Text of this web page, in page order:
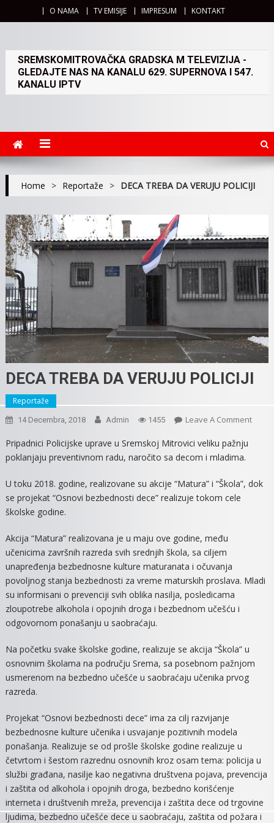
O NAMA TV EMISIJE IMPRESUM KONTAKT
SREMSKOMITROVAČKA GRADSKA M TELEVIZIJA -
GLEDAJTE NAS NA KANALU 629. SUPERNOVA I 547.
KANALU IPTV
Home > Reportaže > DECA TREBA DA VERUJU POLICIJI
DECA TREBA DA VERUJU POLICIJI
Reportaže
14 Decembra, 2018 Admin 1455 Leave A CommentOn
Pripadnici Policijske uprave u Sremskoj Mitrovici veliku pažnju
poklanjaju preventivnom radu, naročito sa decom i mladima.
U toku 2018. godine, realizovane su akcije “Matura” i “Škola”, dok
se projekat “Osnovi bezbednosti dece” realizuje tokom cele
školske godine.
Akcija “Matura” realizovana je u maju ove godine, među
učenicima završnih razreda svih srednjih škola, sa ciljem
unapređenja bezbednosne kulture maturanata i očuvanja
povoljnog stanja bezbednosti za vreme maturskih proslava. Mladi
su informisani o prevenciji svih oblika nasilja, posledicama
zloupotrebe alkohola i opojnih droga i bezbednom učešću i
odgovornom ponašanju u saobraćaju.
Na početku svake školske godine, realizuje se akcija “Škola” u
osnovnim školama na području Srema, sa posebnom pažnjom
usmerenom na bezbedno učešće u saobraćaju učenika prvog
razreda.
Projekat “Osnovi bezbednosti dece” ima za cilj razvijanje
bezbednosne kulture učenika i usvajanje pozitivnih modela
ponašanja. Realizuje se od prošle školske godine realizuje u
četvrtom i šestom razrednu osnovnih kroz osam tema: policija u
službi građana, nasilje kao negativna društvena pojava, prevencija
i zaštita od alkohola i opojnih droga, bezbedno korišćenje
interneta i društvenih mreža, prevencija i zaštita dece od trgovine
ljudima, bezbedno učešće dece u saobraćaju, zaštita od požara i